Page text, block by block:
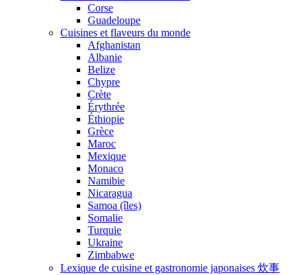
Corse
Guadeloupe
Cuisines et flaveurs du monde
Afghanistan
Albanie
Belize
Chypre
Crète
Érythrée
Éthiopie
Grèce
Maroc
Mexique
Monaco
Namibie
Nicaragua
Samoa (îles)
Somalie
Turquie
Ukraine
Zimbabwe
Lexique de cuisine et gastronomie japonaises 炊事